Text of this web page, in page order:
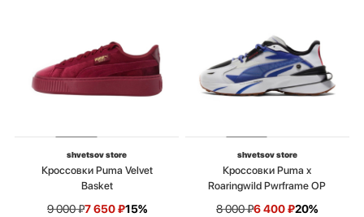
shvetsov store
Кроссовки Puma Velvet
Basket
9 000₽7 650₽15%
shvetsov store
Кроссовки Puma x
Roaringwild Pwrframe OP
8 000₽6 400₽20%